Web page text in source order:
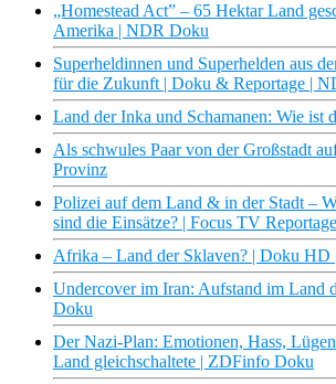
„Homestead Act” – 65 Hektar Land
Amerika | NDR Doku
Superheldinnen und Superhelden aus
für die Zukunft | Doku & Reportage |
Land der Inka und Schamanen: Wie ist
Als schwules Paar von der Großstadt
Provinz
Polizei auf dem Land & in der Stadt –
sind die Einsätze? | Focus TV Reportage
Afrika – Land der Sklaven? | Doku HD
Undercover im Iran: Aufstand im Land
Doku
Der Nazi-Plan: Emotionen, Hass,
Land gleichschaltete | ZDFinfo Doku